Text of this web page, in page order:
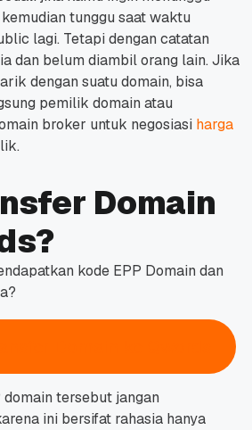
tunggu saat waktu
lagi. Tetapi dengan catatan
dan belum diambil orang lain. Jika
dengan suatu domain, bisa
pemilik domain atau
broker untuk negosiasi harga
Domain
kode EPP Domain dan
tersebut jangan
ini bersifat rahasia hanya